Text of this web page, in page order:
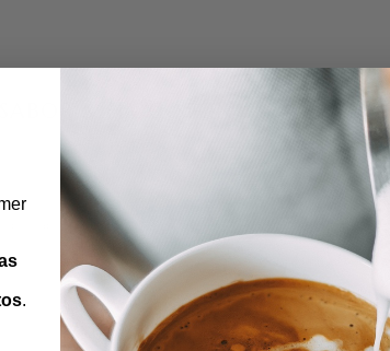
MELOCOTÓN
8,00€
sabor melocotón.
TÉ
AL CARRITO
.